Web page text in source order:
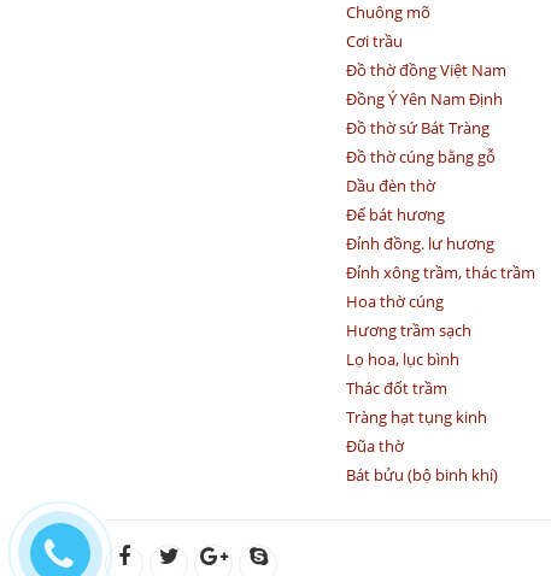
Chuông mõ
Cơi trầu
Đồ thờ đồng Việt Nam
Đồng Ý Yên Nam Định
Đồ thờ sứ Bát Tràng
Đồ thờ cúng bằng gỗ
Dầu đèn thờ
Đế bát hương
Đỉnh đồng. lư hương
Đỉnh xông trầm, thác trầm
Hoa thờ cúng
Hương trầm sạch
Lọ hoa, lục bình
Thác đốt trầm
Tràng hạt tụng kinh
Đũa thờ
Bát bửu (bộ binh khí)